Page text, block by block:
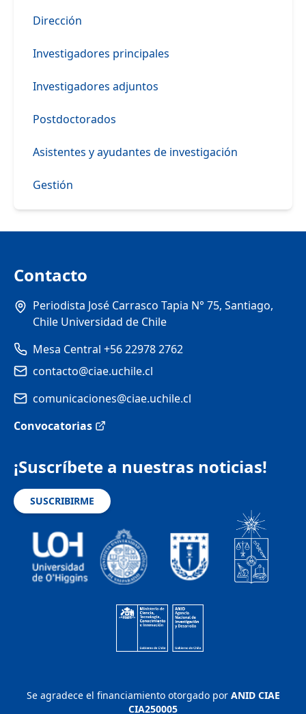
Dirección
Investigadores principales
Investigadores adjuntos
Postdoctorados
Asistentes y ayudantes de investigación
Gestión
Contacto
Periodista José Carrasco Tapia N° 75, Santiago,
Chile Universidad de Chile
Mesa Central +56 22978 2762
contacto@ciae.uchile.cl
comunicaciones@ciae.uchile.cl
Convocatorias
¡Suscríbete a nuestras noticias!
SUSCRIBIRME
Se agradece el financiamiento otorgado por ANID CIAE
CIA250005